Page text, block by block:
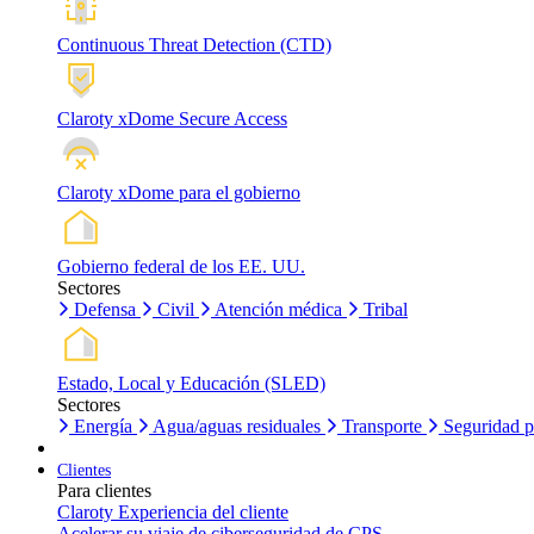
Continuous Threat Detection (CTD)
Claroty xDome Secure Access
Claroty xDome para el gobierno
Gobierno federal de los EE. UU.
Sectores
Defensa
Civil Atención médica Tribal
Estado, Local y Educación (SLED)
Sectores
Energía
Agua/aguas residuales Transporte Seguridad
Clientes
Para clientes
Claroty Experiencia del cliente